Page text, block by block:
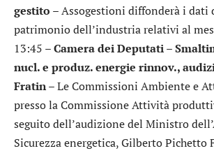
gestito – Assogestioni diffonderà i dati
patrimonio dell’industria relativi al
13:45 –Camera dei Deputati –
nucl. e produz. energie rinnov.,
Fratin– Le Commissioni Ambiente e
presso la Commissione Attività
seguito dell’audizione del Ministro
Sicurezza energetica, Gilberto Pichetto